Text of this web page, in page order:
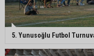
Enerji
5. Yunusoğlu Futbol